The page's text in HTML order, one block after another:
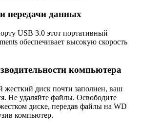
передачи данных
USB 3.0 этот портативный
обеспечивает высокую скорость
компьютера
жесткий диск почти заполнен, ваш
Не удаляйте файлы. Освободите
диске, передав файлы на WD
компьютер.